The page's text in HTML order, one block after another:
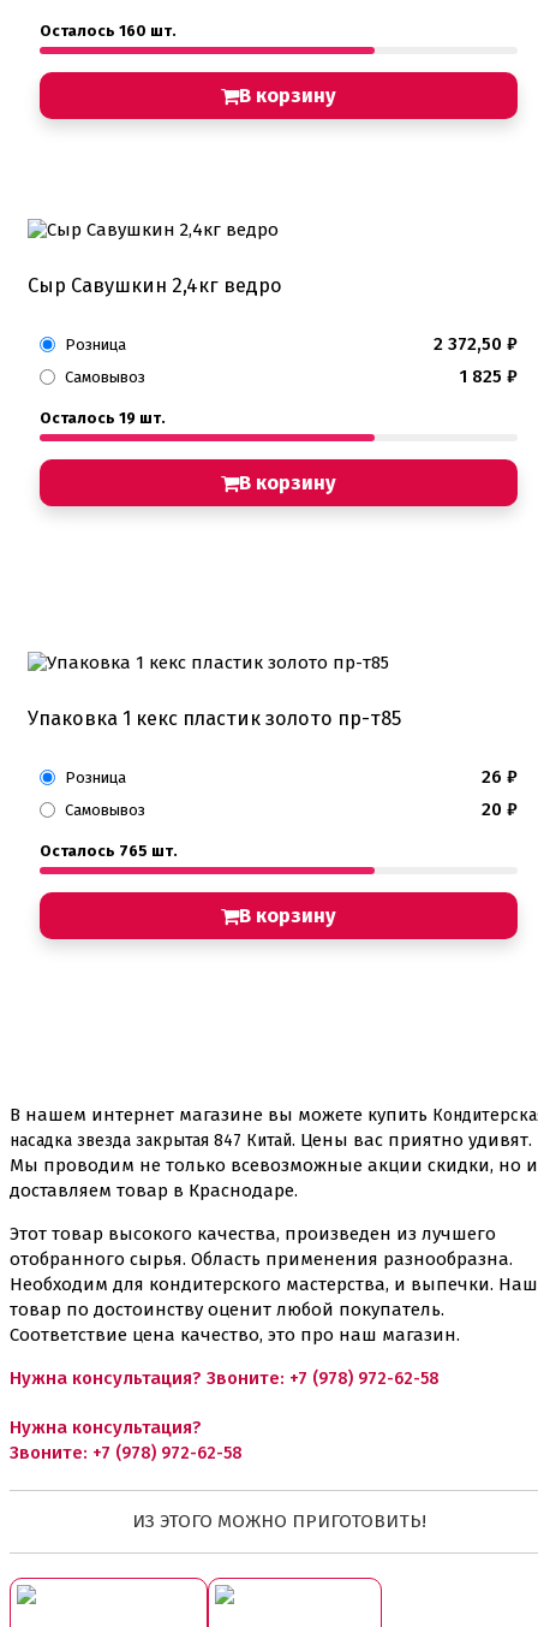
Осталось 160 шт.
В корзину
Сыр Савушкин 2,4кг ведро
Розница 2 372,50 ₽
Самовывоз 1 825 ₽
Осталось 19 шт.
В корзину
Упаковка 1 кекс пластик золото пр-т85
Розница 26 ₽
Самовывоз 20 ₽
Осталось 765 шт.
В корзину
В нашем интернет магазине вы можете купить
насадка звезда закрытая 847 Китай. Цены вас приятно удивят.
Мы проводим не только всевозможные акции скидки, но и
доставляем товар в Краснодаре.
Этот товар высокого качества, произведен из лучшего
отобранного сырья. Область применения разнообразна.
Необходим для кондитерского мастерства, и выпечки. Наш
товар по достоинству оценит любой покупатель.
Соответствие цена качество, это про наш магазин.
Нужна консультация? Звоните: +7 (978) 972-62-58
Нужна консультация?
Звоните: +7 (978) 972-62-58
ИЗ ЭТОГО МОЖНО ПРИГОТОВИТЬ!